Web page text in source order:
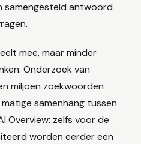
samengesteld antwoord
mee, maar minder
Onderzoek van
miljoen zoekwoorden
samenhang tussen
Overview: zelfs voor de
worden eerder een